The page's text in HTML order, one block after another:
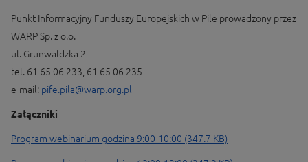
Punkt Informacyjny Funduszy Europejskich w Pile prowadzony przez
WARP Sp. z o.o.
ul. Grunwaldzka 2
tel. 61 65 06 233, 61 65 06 235
e-mail: pife.pila@warp.org.pl
Załączniki
Program webinarium godzina 9:00-10:00 (347.7 KB)